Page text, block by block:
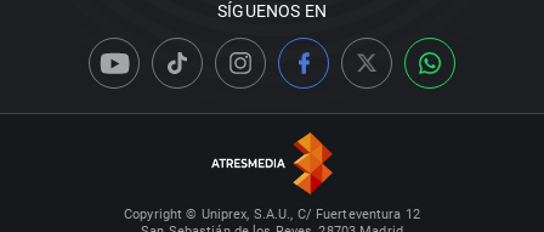
SÍGUENOS EN
Copyright © Uniprex, S.A.U., C/ Fuerteventura 12